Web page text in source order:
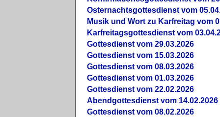
Osternachtsgottesdienst vom
Musik und Wort zu Karfreitag vom
Karfreitagsgottesdienst vom
Gottesdienst vom 29.03.2026
Gottesdienst vom 15.03.2026
Gottesdienst vom 08.03.2026
Gottesdienst vom 01.03.2026
Gottesdienst vom 22.02.2026
Abendgottesdienst vom 14.02.2026
Gottesdienst vom 08.02.2026